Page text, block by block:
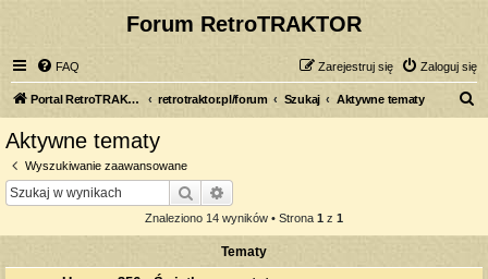
Forum RetroTRAKTOR
FAQ Zaloguj się
Zarejestruj się
Portal RetroTRAKTOR.pl retrotraktor.pl/forum Szukaj Aktywne tematy
Aktywne tematy
Wyszukiwanie zaawansowane
Szukaj
Znaleziono 14 wyników • Strona 1 z 1
Tematy